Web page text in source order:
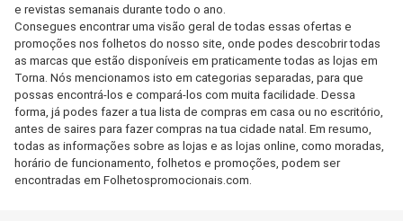
e revistas semanais durante todo o ano.
Consegues encontrar uma visão geral de todas essas ofertas e
promoções nos folhetos do nosso site, onde podes descobrir todas
as marcas que estão disponíveis em praticamente todas as lojas em
Torna. Nós mencionamos isto em categorias separadas, para que
possas encontrá-los e compará-los com muita facilidade. Dessa
forma, já podes fazer a tua lista de compras em casa ou no escritório,
antes de saires para fazer compras na tua cidade natal. Em resumo,
todas as informações sobre as lojas e as lojas online, como moradas,
horário de funcionamento, folhetos e promoções, podem ser
encontradas em Folhetospromocionais.com.